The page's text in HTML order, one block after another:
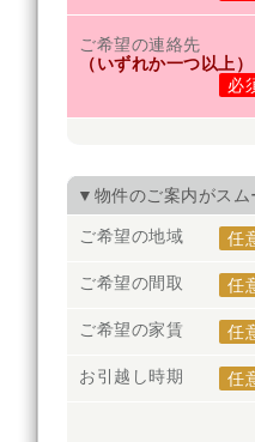
ご希望の連絡先
（いずれか一つ以上）
必
▼物件のご案内がスム
ご希望の地域 任
ご希望の間取 任
ご希望の家賃 任
お引越し時期 任